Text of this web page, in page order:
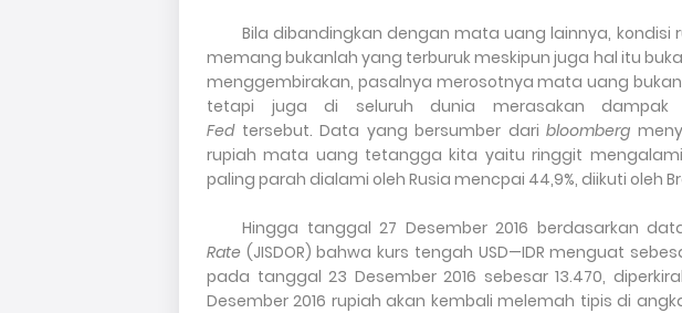
Bila dibandingkan dengan mata uang lainnya, kondisi
memang bukanlah yang terburuk meskipun juga hal itu
menggembirakan, pasalnya merosotnya mata uang
tetapi juga di seluruh dunia merasakan dampak
Fedtersebut. Data yang bersumber daribloomberg
rupiah mata uang tetangga kita yaitu ringgit mengalami
paling parah dialami oleh Rusia mencpai 44,9%, diikuti oleh
Hingga tanggal 27 Desember 2016 berdasarkan
Rate (JISDOR) bahwa kurs tengah USD—IDR menguat
pada tanggal 23 Desember 2016 sebesar 13.470,
Desember 2016 rupiah akan kembali melemah tipis di